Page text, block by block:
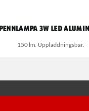
Pennlampa 3W LED
150 lm. Uppladdningsbar.